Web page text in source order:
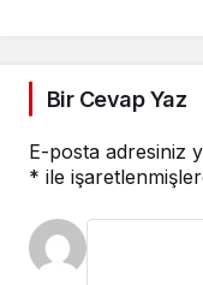
Bir Cevap Yaz
E-posta adresiniz
* ile